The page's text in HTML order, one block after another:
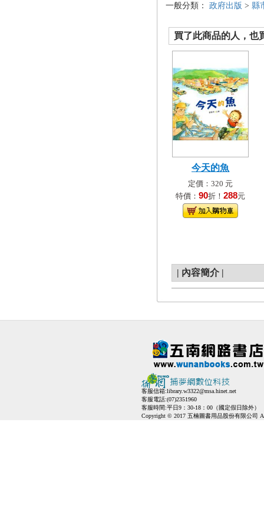
一般分類： 政府出版 > 縣
買了此商品的人，也
今天的魚
定價：320 元
特價： 90折！ 288元
| 內容簡介 |
客服信箱:library.w3322@msa.hinet.net
客服電話:(07)2351960
客服時間:平日9：30-18：00（國定假日除外）
Copyright © 2017 五楠圖書用品股份有限公司